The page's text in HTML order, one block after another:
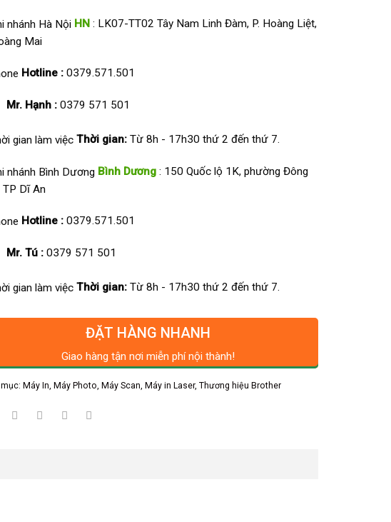
HN: LK07-TT02 Tây Nam Linh Đàm, P. Hoàng Liệt,
Mai
Hotline :0379.571.501
Mr. Hạnh : 0379 571 501
Thời gian:Từ 8h - 17h30 thứ 2 đến thứ 7.
Bình Dương: 150 Quốc lộ 1K, phường Đông
TP Dĩ An
Hotline :0379.571.501
Mr. Tú : 0379 571 501
Thời gian:Từ 8h - 17h30 thứ 2 đến thứ 7.
ĐẶT HÀNG NHANH
Giao hàng tận nơi miễn phí nội thành!
mục:Máy In, Máy Photo, Máy Scan ,Máy in Laser,Thương hiệu Brother